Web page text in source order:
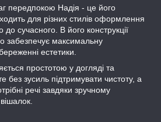
передпокою Надія - це його
для різних стилів оформлення
до сучасного. В його конструкції
забезпечує максимальну
естетики.
простотою у догляді та
без зусиль підтримувати чистоту, а
речі завдяки зручному